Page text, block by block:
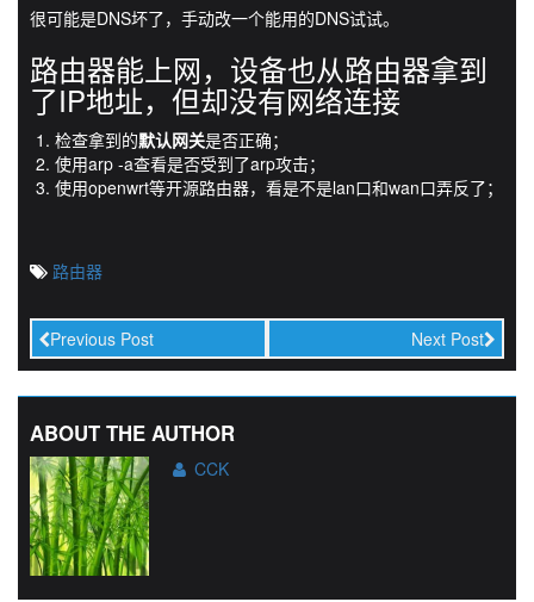
很可能是DNS坏了，手动改一个能用的DNS试试。
路由器能上网，设备也从路由器拿到
了IP地址，但却没有网络连接
检查拿到的默认网关是否正确；
使用arp -a查看是否受到了arp攻击；
使用openwrt等开源路由器，看是不是lan口和wan口弄反了；
路由器
Previous Post Next Post
ABOUT THE AUTHOR
CCK